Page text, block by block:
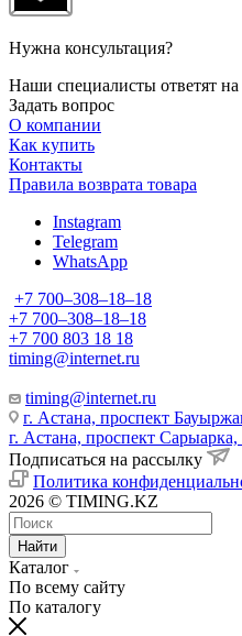
Нужна консультация?
Наши специалисты ответят
Задать вопрос
О компании
Как купить
Контакты
Правила возврата товара
Instagram
Telegram
WhatsApp
+7 700‒308‒18‒18
+7 700‒308‒18‒18
+7 700 803 18 18
timing@internet.ru
timing@internet.ru
г. Астана, проспект
г. Астана, проспект Сарыарка,
Подписаться на рассылку
Политика
2026 © TIMING.KZ
Найти
Каталог
По всему сайту
По каталогу